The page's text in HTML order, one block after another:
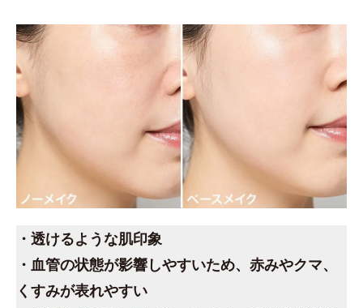
・透けるような肌印象
・血管の状態が影響しやすいため、赤みやクマ、
くすみが表れやすい